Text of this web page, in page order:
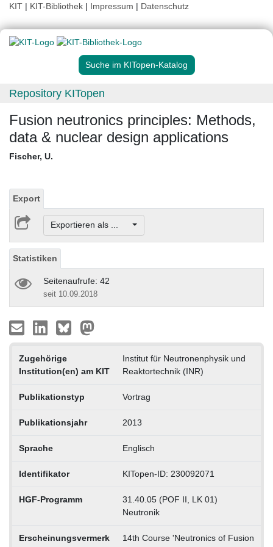
KIT | KIT-Bibliothek | Impressum | Datenschutz
Suche im KITopen-Katalog
Repository KITopen
Fusion neutronics principles: Methods,
data & nuclear design applications
Fischer, U.
Export
Exportieren als ...
Statistiken
Seitenaufrufe: 42
seit 10.09.2018
Zugehörige
Institution(en) am KIT
Institut für Neutronenphysik und
Reaktortechnik (INR)
Publikationstyp Vortrag
Publikationsjahr 2013
Sprache Englisch
Identifikator KITopen-ID: 230092071
HGF-Programm
31.40.05 (POF II, LK 01)
Neutronik
Erscheinungsvermerk
14th Course 'Neutronics of Fusion